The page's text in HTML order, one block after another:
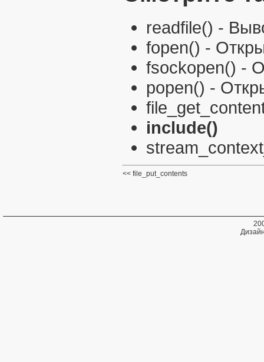
readfile() -
fopen() -
fsockopen() -
popen() -
include()
file_put_contents